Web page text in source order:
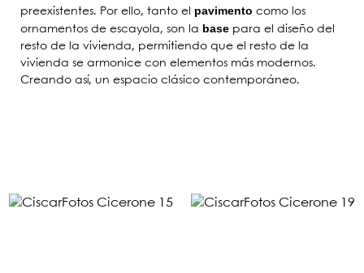
preexistentes. Por ello, tanto el pavimento como los
ornamentos de escayola, son la base para el diseño del
resto de la vivienda, permitiendo que el resto de la
vivienda se armonice con elementos más modernos.
Creando así, un espacio clásico contemporáneo.